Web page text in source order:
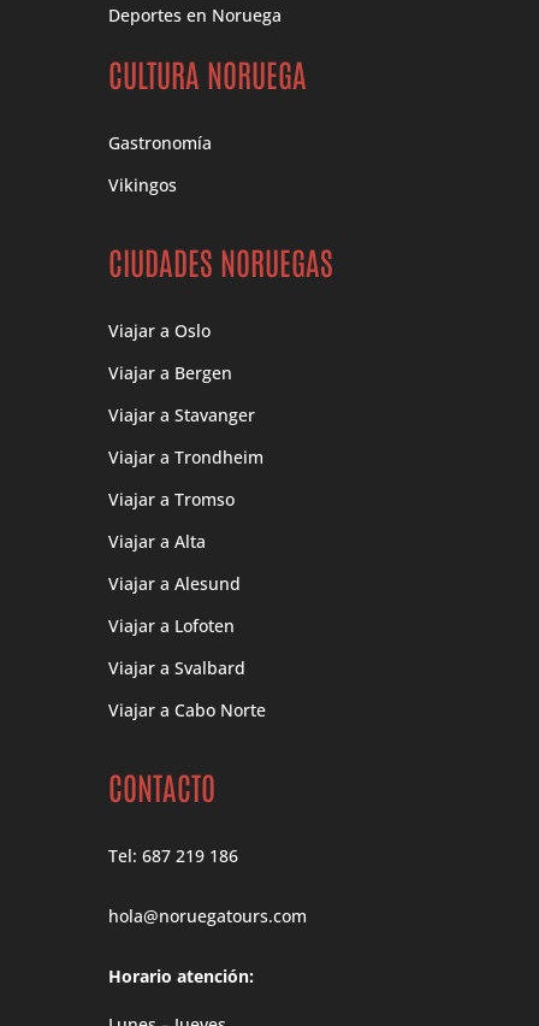
Deportes en Noruega
CULTURA NORUEGA
Gastronomía
Vikingos
CIUDADES NORUEGAS
Viajar a Oslo
Viajar a Bergen
Viajar a Stavanger
Viajar a Trondheim
Viajar a Tromso
Viajar a Alta
Viajar a Alesund
Viajar a Lofoten
Viajar a Svalbard
Viajar a Cabo Norte
CONTACTO
Tel: 687 219 186
hola@noruegatours.com
Horario atención: